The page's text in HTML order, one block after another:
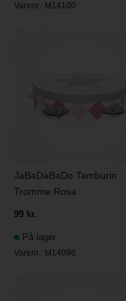
Varenr.: M14100
JaBaDaBaDo Tamburin
Tromme Rosa
99 kr.
På lager
Varenr.: M14096